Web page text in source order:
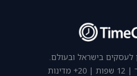
לעסקים בישראל ובעולם.